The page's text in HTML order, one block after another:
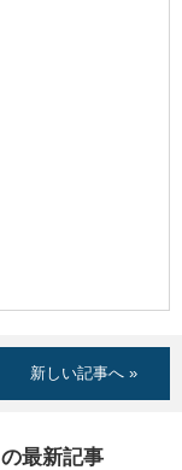
新しい記事へ »
最新記事